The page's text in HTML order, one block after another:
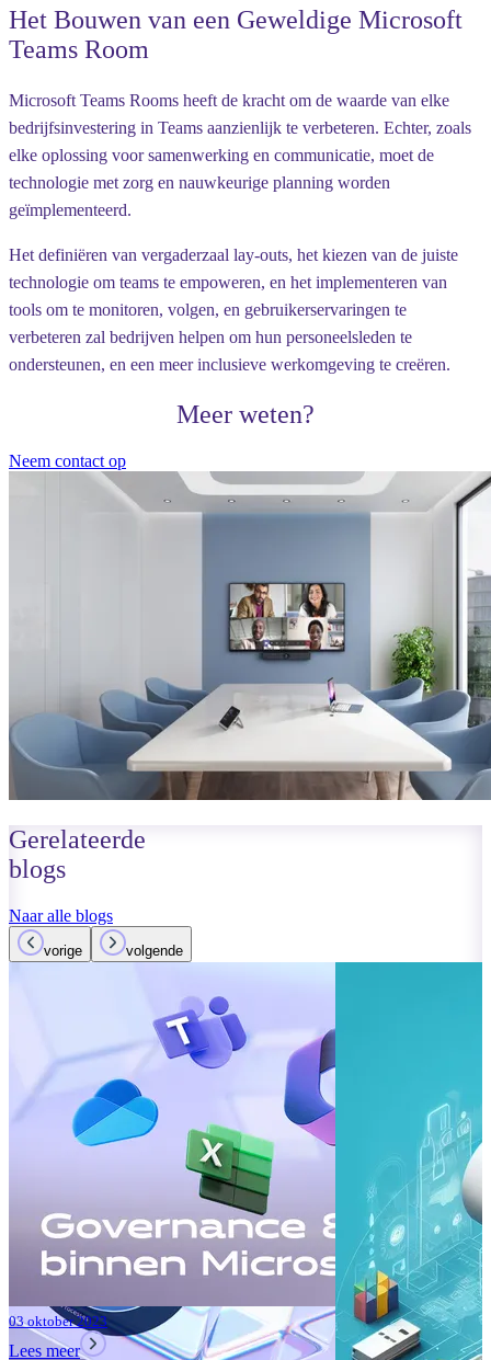
Het Bouwen van een Geweldige Microsoft
Teams Room
Microsoft Teams Rooms heeft de kracht om de waarde van elke
bedrijfsinvestering in Teams aanzienlijk te verbeteren. Echter, zoals
elke oplossing voor samenwerking en communicatie, moet de
technologie met zorg en nauwkeurige planning worden
geïmplementeerd.
Het definiëren van vergaderzaal lay-outs, het kiezen van de juiste
technologie om teams te empoweren, en het implementeren van
tools om te monitoren, volgen, en gebruikerservaringen te
verbeteren zal bedrijven helpen om hun personeelsleden te
ondersteunen, en een meer inclusieve werkomgeving te creëren.
Meer weten?
Neem contact op
Gerelateerde
blogs
Naar alle blogs
vorige volgende
Teams: Wat